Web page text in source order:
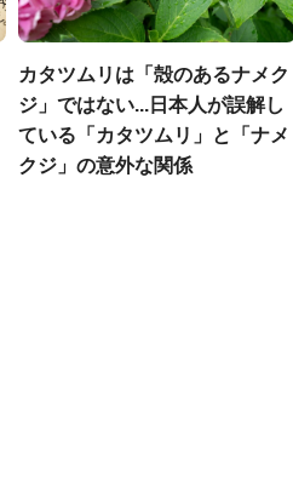
カタツムリは「殻のあるナメク
ジ」ではない...日本人が誤解し
ている「カタツムリ」と「ナメ
クジ」の意外な関係